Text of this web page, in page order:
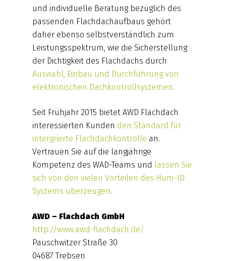
und individuelle Beratung bezüglich des
passenden Flachdachaufbaus gehört
daher ebenso selbstverständlich zum
Leistungsspektrum, wie die Sicherstellung
der Dichtigkeit des Flachdachs durch
Auswahl, Einbau und Durchführung von
elektronischen Dachkontrollsystemen.
Seit Frühjahr 2015 bietet AWD Flachdach
interessierten Kunden den Standard für
intergrierte Flachdachkontrolle an.
Vertrauen Sie auf die langjährige
Kompetenz des WAD-Teams und lassen Sie
sich von den vielen Vorteilen des Hum-ID
Systems überzeugen.
AWD – Flachdach GmbH
http://www.awd-flachdach.de/
Pauschwitzer Straße 30
04687 Trebsen